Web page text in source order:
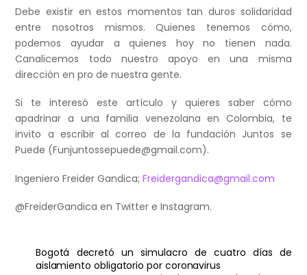
Debe existir en estos momentos tan duros solidaridad
entre nosotros mismos. Quienes tenemos cómo,
podemos ayudar a quienes hoy no tienen nada.
Canalicemos todo nuestro apoyo en una misma
dirección en pro de nuestra gente.
Si te interesó este artículo y quieres saber cómo
apadrinar a una familia venezolana en Colombia, te
invito a escribir al correo de la fundación Juntos se
Puede (Funjuntossepuede@gmail.com).
Ingeniero Freider Gandica;Freidergandica@gmail.com
@FreiderGandica en Twitter e Instagram.
Bogotá decretó un simulacro de cuatro días de
aislamiento obligatorio por coronavirus